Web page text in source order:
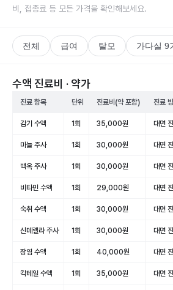
비, 접종료 등 모든 가격을 확인해보세요.
전체 급여 탈모 가다실 9
수액 진료비 · 약가
진료 항목 단위 진료비(약 포함) 진료
감기 수액 1회 35,000원 대면
마늘 주사 1회 30,000원 대면
백옥 주사 1회 30,000원 대면
비타민 수액 1회 29,000원 대면
숙취 수액 1회 30,000원 대면
신데렐라 주사 1회 30,000원 대면
장염 수액 1회 40,000원 대면
칵테일 수액 1회 35,000원 대면